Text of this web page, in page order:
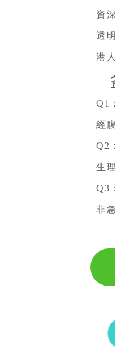
資
透
港
Q1
經
Q2
生
Q3
非